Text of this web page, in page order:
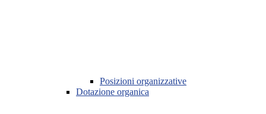
Posizioni organizzative
Dotazione organica